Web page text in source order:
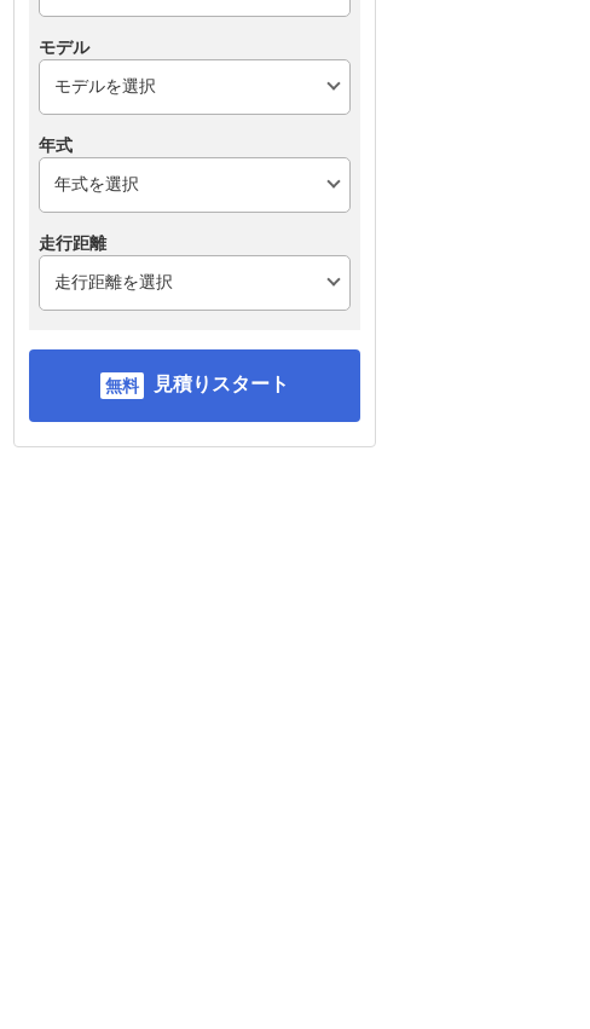
モデル
年式
走行距離
見積りスタート